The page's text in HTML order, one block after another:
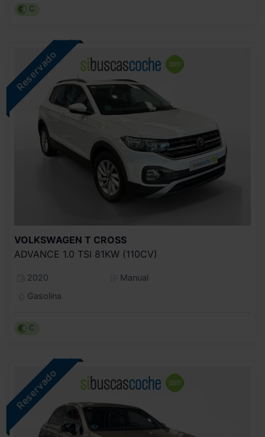
C
VOLKSWAGEN T CROSS
ADVANCE 1.0 TSI 81KW (110CV)
2020
Manual
Gasolina
C